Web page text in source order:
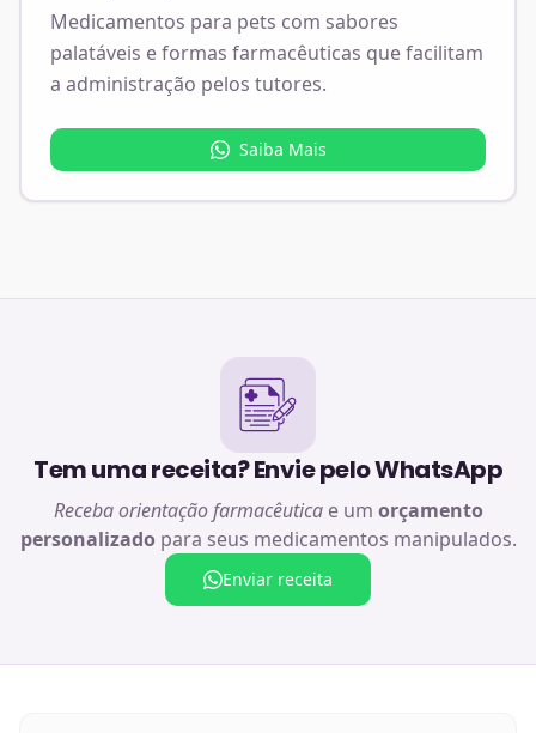
Medicamentos para pets com sabores
palatáveis e formas farmacêuticas que facilitam
a administração pelos tutores.
Saiba Mais
Tem uma receita? Envie pelo WhatsApp
Receba orientação farmacêuticae um orçamento
personalizado para seus medicamentos manipulados.
Enviar receita